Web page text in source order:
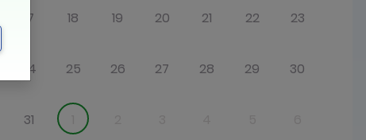
17 18 19 20 21 22 23
24 25 26 27 28 29 30
31